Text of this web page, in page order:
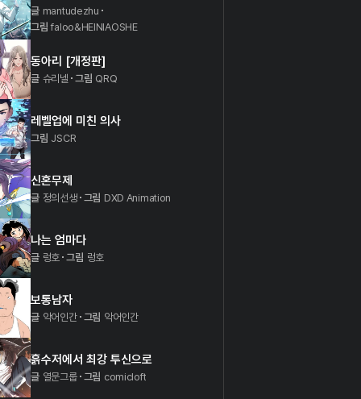
글 mantudezhu
그림 faloo&HEINIAOSHE
동아리 [개정판]
글 슈리넬 그림 QRQ
레벨업에 미친 의사
그림 JSCR
신혼무제
글 정의선생 그림 DXD Animation
나는 엄마다
글 렁호 그림 렁호
보통남자
글 악어인간 그림 악어인간
흙수저에서 최강 투신으로
글 열문그룹 그림 comicloft